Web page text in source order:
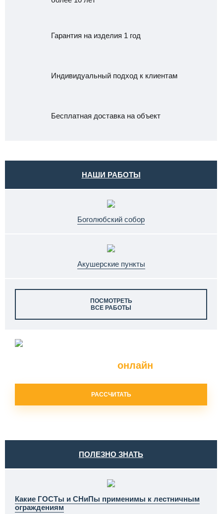
Гарантия на изделия 1 год
Индивидуальный подход к клиентам
Бесплатная доставка на объект
НАШИ РАБОТЫ
Боголюбский собор
Акушерские пункты
ПОСМОТРЕТЬ
ВСЕ РАБОТЫ
онлайн
РАССЧИТАТЬ
ПОЛЕЗНО ЗНАТЬ
Какие ГОСТы и СНиПы применимы к лестничным
ограждениям